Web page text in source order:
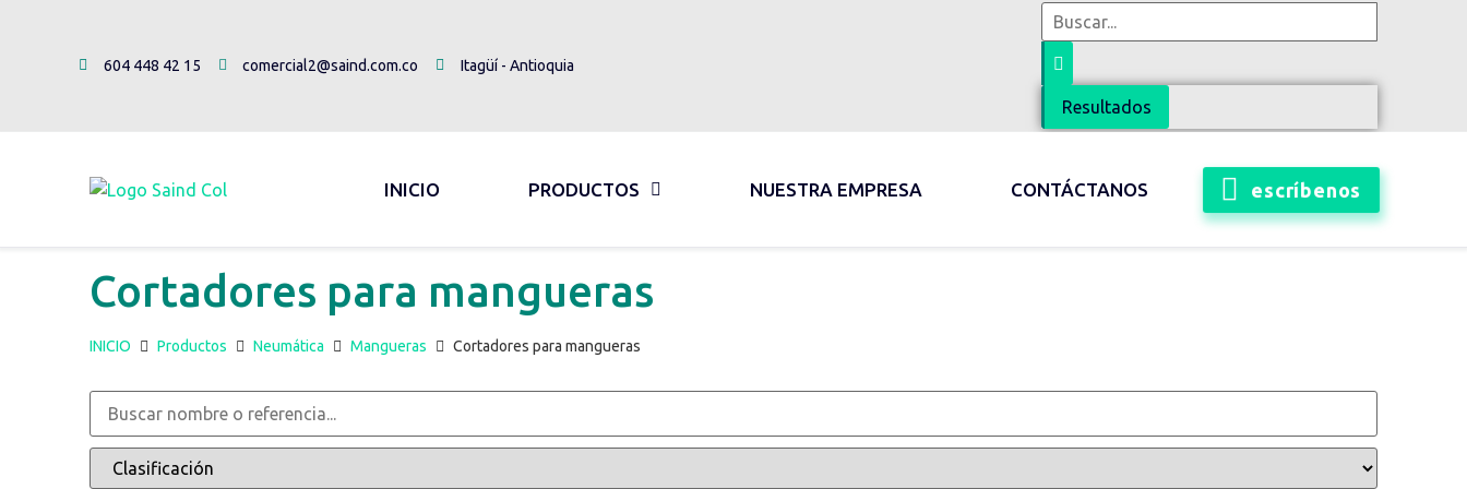
604 448 42 15 comercial2@saind.com.co Itagüí - Antioquia
Resultados
INICIO PRODUCTOS NUESTRA EMPRESA CONTÁCTANOS escríbenos
Cortadores para mangueras
INICIO Productos Neumática Mangueras Cortadores para mangueras